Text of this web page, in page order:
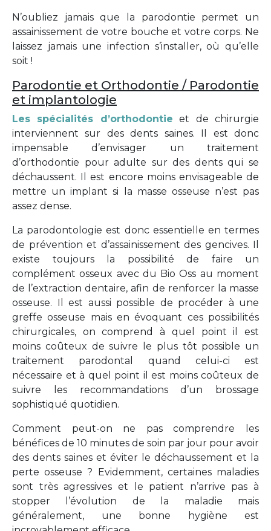
N’oubliez jamais que la parodontie permet un
assainissement de votre bouche et votre corps. Ne
laissez jamais une infection s’installer, où qu’elle
soit !
Parodontie et Orthodontie / Parodontie
et implantologie
Les spécialités d’orthodontie et de chirurgie
interviennent sur des dents saines. Il est donc
impensable d’envisager un traitement
d’orthodontie pour adulte sur des dents qui se
déchaussent. Il est encore moins envisageable de
mettre un implant si la masse osseuse n’est pas
assez dense.
La parodontologie est donc essentielle en termes
de prévention et d’assainissement des gencives. Il
existe toujours la possibilité de faire un
complément osseux avec du Bio Oss au moment
de l’extraction dentaire, afin de renforcer la masse
osseuse. Il est aussi possible de procéder à une
greffe osseuse mais en évoquant ces possibilités
chirurgicales, on comprend à quel point il est
moins coûteux de suivre le plus tôt possible un
traitement parodontal quand celui-ci est
nécessaire et à quel point il est moins coûteux de
suivre les recommandations d’un brossage
sophistiqué quotidien.
Comment peut-on ne pas comprendre les
bénéfices de 10 minutes de soin par jour pour avoir
des dents saines et éviter le déchaussement et la
perte osseuse ? Evidemment, certaines maladies
sont très agressives et le patient n’arrive pas à
stopper l’évolution de la maladie mais
généralement, une bonne hygiène est